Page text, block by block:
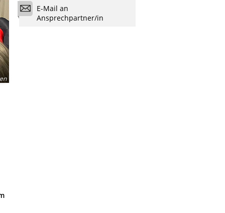
E-Mail an
Ansprechpartner/in